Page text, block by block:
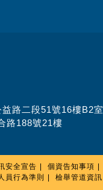
路二段51號16樓B2室
路188號21樓
安全宣告 個資告知事項
員行為準則
檢舉管道資訊